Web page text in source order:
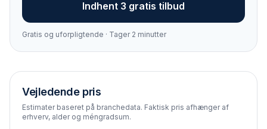
Indhent 3 gratis tilbud
Gratis og uforpligtende · Tager 2 minutter
Vejledende pris
Estimater baseret på branchedata. Faktisk pris afhænger af
erhverv, alder og méngradsum.